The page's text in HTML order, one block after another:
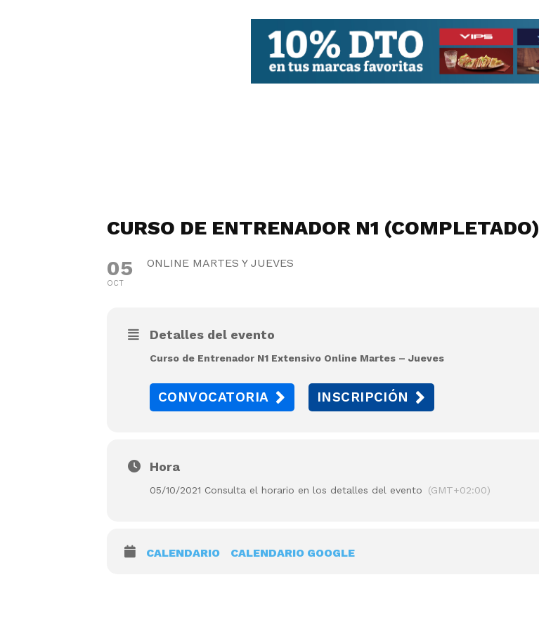
CURSO DE ENTRENADOR N1 (COMPLETADO)
05
OCT
ONLINE MARTES Y JUEVES
Detalles del evento
Curso de Entrenador N1 Extensivo Online Martes – Jueves
CONVOCATORIA INSCRIPCIÓN
Hora
05/10/2021 Consulta el horario en los detalles del evento (GMT+02:00)
CALENDARIO CALENDARIO GOOGLE